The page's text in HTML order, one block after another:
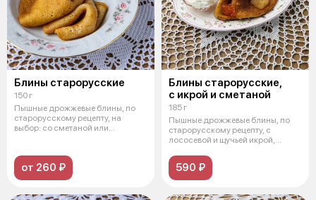
Блины старорусские
150 г
Пышные дрожжевые блины, по
старорусскому рецепту, на
выбор: со сметаной или
от 260 ₽
Блины старорусские,
с икрой и сметаной
185 г
Пышные дрожжевые блины, по
старорусскому рецепту, с
лососевой и щучьей икрой,
590 ₽